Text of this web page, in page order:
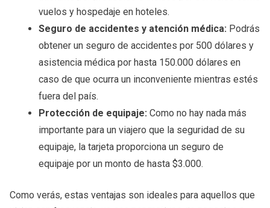
vuelos y hospedaje en hoteles.
Seguro de accidentes y atención médica: Podrás
obtener un seguro de accidentes por 500 dólares y
asistencia médica por hasta 150.000 dólares en
caso de que ocurra un inconveniente mientras estés
fuera del país.
Protección de equipaje: Como no hay nada más
importante para un viajero que la seguridad de su
equipaje, la tarjeta proporciona un seguro de
equipaje por un monto de hasta $3.000.
Como verás, estas ventajas son ideales para aquellos que